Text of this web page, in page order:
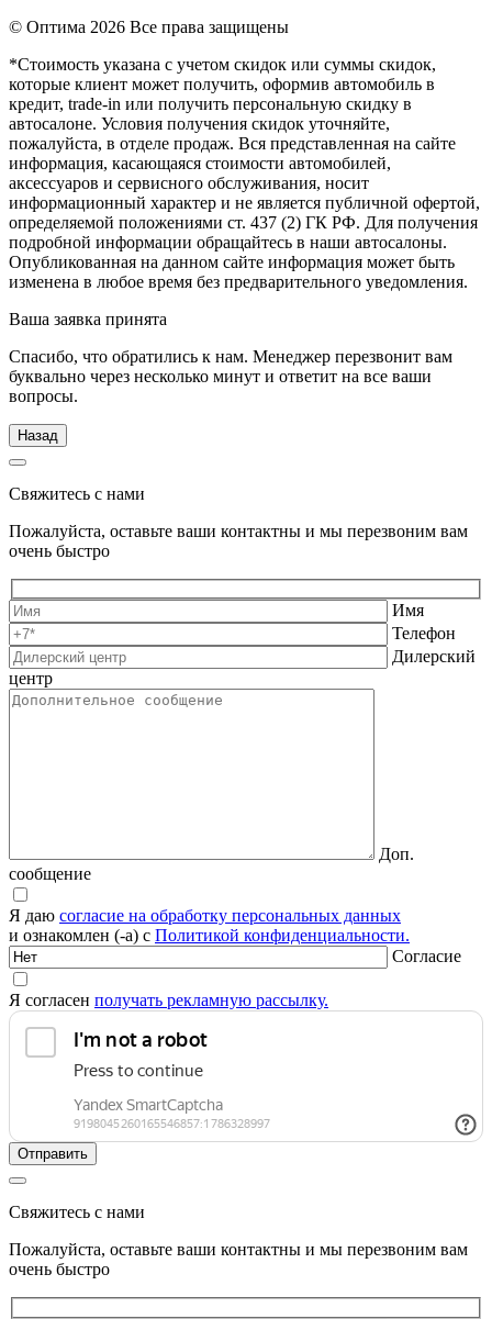
© Оптима 2026 Все права защищены
*Стоимость указана с учетом скидок или суммы скидок,
которые клиент может получить, оформив автомобиль в
кредит, trade-in или получить персональную скидку в
автосалоне. Условия получения скидок уточняйте,
пожалуйста, в отделе продаж. Вся представленная на сайте
информация, касающаяся стоимости автомобилей,
аксессуаров и сервисного обслуживания, носит
информационный характер и не является публичной офертой,
определяемой положениями ст. 437 (2) ГК РФ. Для получения
подробной информации обращайтесь в наши автосалоны.
Опубликованная на данном сайте информация может быть
изменена в любое время без предварительного уведомления.
Ваша заявка принята
Спасибо, что обратились к нам. Менеджер перезвонит вам
буквально через несколько минут и ответит на все ваши
вопросы.
Назад
Свяжитесь с нами
Пожалуйста, оставьте ваши контактны и мы перезвоним вам
очень быстро
Имя
Телефон
Дилерский
центр
Доп.
сообщение
Я даю согласие на обработку персональных данных
и ознакомлен (-а) с Политикой конфиденциальности.
Согласие
Я согласен получать рекламную рассылку.
Свяжитесь с нами
Пожалуйста, оставьте ваши контактны и мы перезвоним вам
очень быстро